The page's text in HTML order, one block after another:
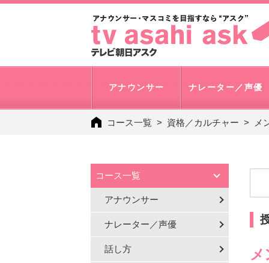
アナウンサー ナレーター／声優
コース一覧 資格／カルチャー メ
コース一覧
アナウンサー
ナレーター／声優
話し方